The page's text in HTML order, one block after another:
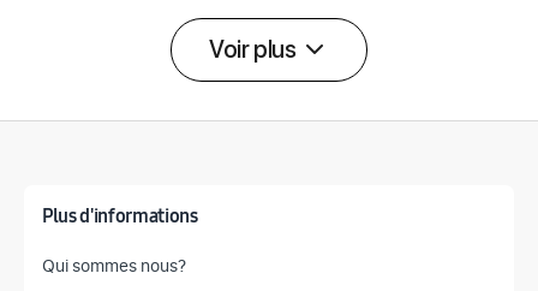
Voir plus
Plus d'informations
Qui sommes nous?